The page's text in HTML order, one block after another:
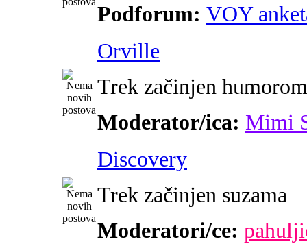
Podforum: VOY
Orville
Trek začinjen humorom
Moderator/ica: Mimi
Discovery
Trek začinjen suzama
Moderatori/ce: